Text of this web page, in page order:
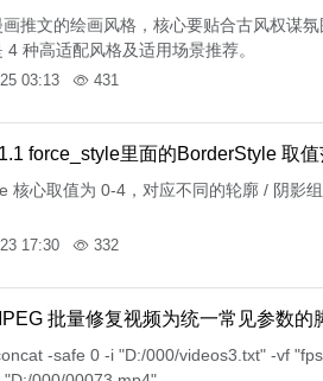
推文的绘画风格，核心要贴合古风权谋
4 种高适配风格及适用场景推荐。
03:13 431
force_style里面的BorderStyle 取
核心取值为 0-4，对应不同的轮廓 / 阴影组
17:30 332
批量修复视频为统一常见参数的
-safe 0 -i "D:/000/videos3.txt" -vf